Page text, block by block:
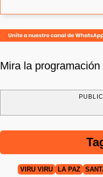
Mira la programación
VIRU VIRU LA PAZ